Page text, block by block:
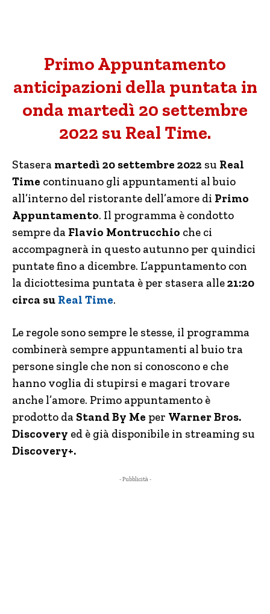
Primo Appuntamento
anticipazioni della puntata in
onda martedì 20 settembre
2022 su Real Time.
Stasera martedì 20 settembre 2022 su Real
Time continuano gli appuntamenti al buio
all’interno del ristorante dell’amore di Primo
Appuntamento. Il programma è condotto
sempre da Flavio Montrucchio che ci
accompagnerà in questo autunno per quindici
puntate fino a dicembre. L’appuntamento con
la diciottesima puntata è per stasera alle21:20
circa su Real Time.
Le regole sono sempre le stesse, il programma
combinerà sempre appuntamenti al buio tra
persone single che non si conoscono e che
hanno voglia di stupirsi e magari trovare
anche l’amore. Primo appuntamento è
prodotto da Stand By Me per Warner Bros.
Discovery ed è già disponibile in streaming su
Discovery+.
- Pubblicità -